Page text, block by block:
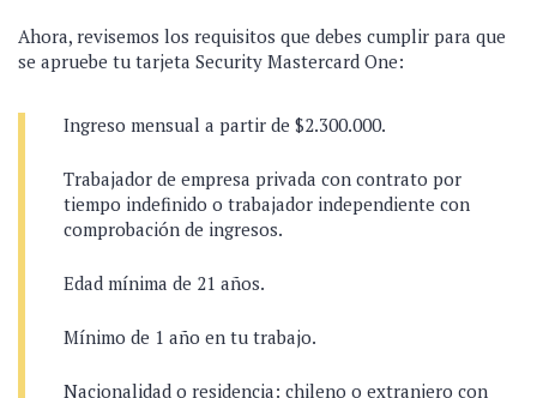
Ahora, revisemos los requisitos que debes cumplir para que
se apruebe tu tarjeta Security Mastercard One:
Ingreso mensual a partir de $2.300.000.
Trabajador de empresa privada con contrato por
tiempo indefinido o trabajador independiente con
comprobación de ingresos.
Edad mínima de 21 años.
Mínimo de 1 año en tu trabajo.
Nacionalidad o residencia: chileno o extranjero con